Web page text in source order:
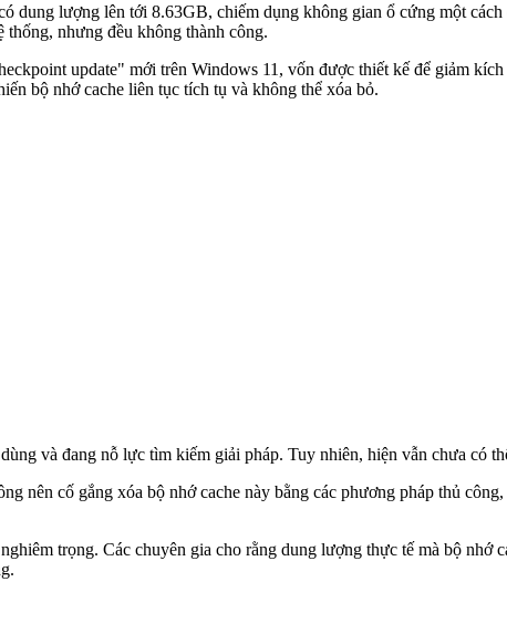
dung lượng lên tới 8.63GB, chiếm dụng không gian ổ cứng một
thống, nhưng đều không thành công.
update" mới trên Windows 11, vốn được thiết kế để giảm
bộ nhớ cache liên tục tích tụ và không thể xóa bỏ.
và đang nỗ lực tìm kiếm giải pháp. Tuy nhiên, hiện vẫn chưa có
nên cố gắng xóa bộ nhớ cache này bằng các phương pháp thủ
trọng. Các chuyên gia cho rằng dung lượng thực tế mà bộ